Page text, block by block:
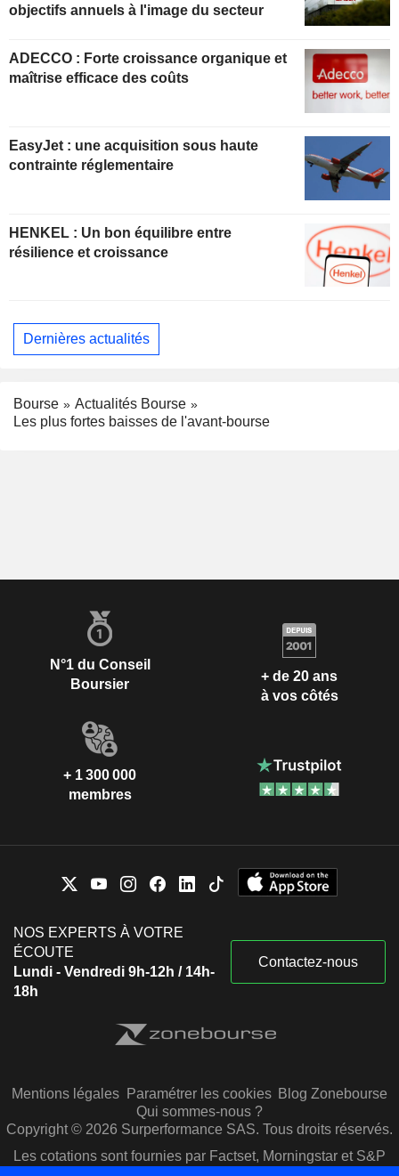
objectifs annuels à l'image du secteur
ADECCO : Forte croissance organique et
maîtrise efficace des coûts
EasyJet : une acquisition sous haute
contrainte réglementaire
HENKEL : Un bon équilibre entre
résilience et croissance
Dernières actualités
Bourse
Actualités Bourse
Les plus fortes baisses de l'avant-bourse
N°1 du Conseil
Boursier
+ de 20 ans
à vos côtés
+ 1 300 000
membres
NOS EXPERTS À VOTRE
ÉCOUTE
Lundi - Vendredi 9h-12h / 14h-
18h
Contactez-nous
Mentions légales Paramétrer les cookies Blog Zonebourse
Qui sommes-nous ?
Copyright © 2026 Surperformance SAS. Tous droits réservés.
Les cotations sont fournies par Factset, Morningstar et S&P